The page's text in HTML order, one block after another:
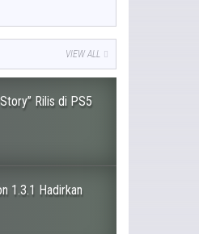
VIEW ALL
Rilis di PS5
1.3.1 Hadirkan